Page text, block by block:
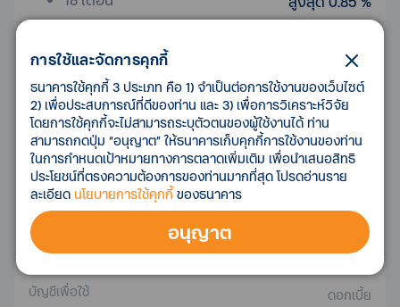
3 เดือน
สูงสุด 0.60 %
6 เดือน
สูงสุด 0.65 %
12 เดือน
สูงสุด 0.75 %
24 เดือน
สูงสุด 0.90 %
บัญชีเพื่อใช้ ดอกเบี้ย
การใช้และจัดการคุกกี้
ธนาคารใช้คุกกี้ 3 ประเภท คือ 1) จำเป็นต่อการใช้งานของเว็บไซต์
2) เพื่อประสบการณ์ที่ดีของท่าน และ 3) เพื่อการวิเคราะห์วิจัย
โดยการใช้คุกกี้จะไม่สามารถระบุตัวตนของผู้ใช้งานได้ ท่าน
สามารถกดปุ่ม “อนุญาต” ให้ธนาคารเก็บคุกกี้การใช้งานของท่าน
ในการกำหนดเป้าหมายทางการตลาดเพิ่มเติม เพื่อนำเสนอสิทธิ
ประโยชน์ที่ตรงความต้องการของท่านมากที่สุด โปรดอ่านราย
ละเอียด นโยบายการใช้คุกกี้ ของธนาคาร
อนุญาต